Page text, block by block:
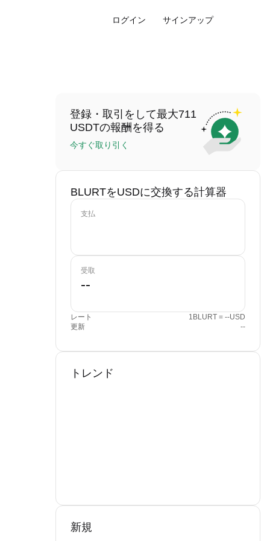
ログイン サインアップ
登録・取引をして最大711
USDTの報酬を得る
今すぐ取り引く
BLURTをUSDに交換する計算器
支払
受取
レート
1BLURT = --USD
更新
--
トレンド
新規